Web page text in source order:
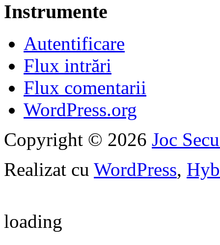
Instrumente
Autentificare
Flux intrări
Flux comentarii
WordPress.org
Copyright © 2026 Joc
Realizat cu WordPress,
loading